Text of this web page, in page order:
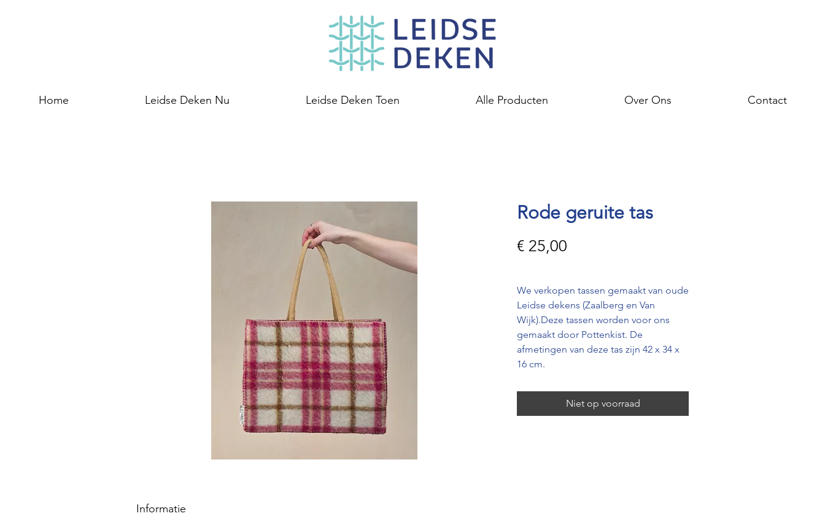
Home Leidse Deken Nu Leidse Deken Toen Alle Producten Over Ons Contact
Rode geruite tas
€ 25,00
We verkopen tassen gemaakt van oude
Leidse dekens (Zaalberg en Van
Wijk).Deze tassen worden voor ons
gemaakt door Pottenkist. De
afmetingen van deze tas zijn 42 x 34 x
16 cm.
Niet op voorraad
Informatie